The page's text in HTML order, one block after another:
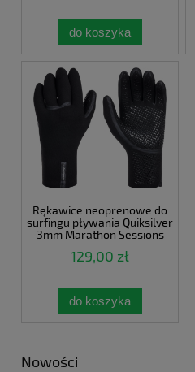
do koszyka
Rękawice neoprenowe do
surfingu pływania Quiksilver
3mm Marathon Sessions
129,00 zł
do koszyka
Nowości